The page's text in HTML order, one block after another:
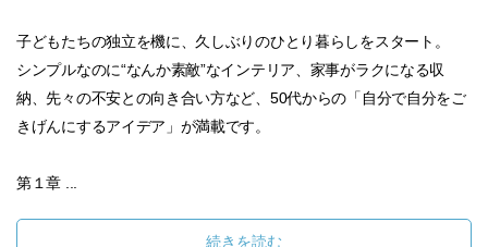
子どもたちの独立を機に、久しぶりのひとり暮らしをスタート。
シンプルなのに“なんか素敵”なインテリア、家事がラクになる収
納、先々の不安との向き合い方など、50代からの「自分で自分をご
きげんにするアイデア」が満載です。
第１章 ...
続きを読む